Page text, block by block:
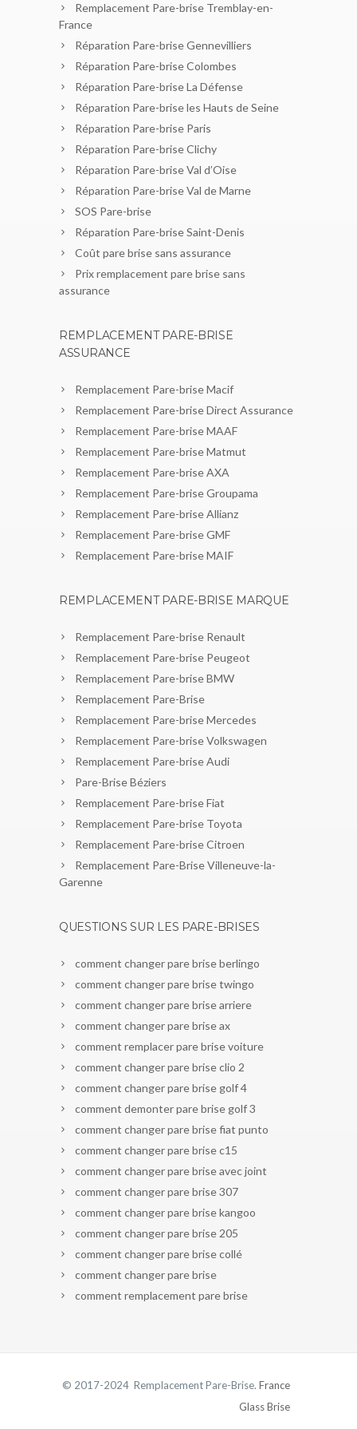
Remplacement Pare-brise Tremblay-en-
France
Réparation Pare-brise Gennevilliers
Réparation Pare-brise Colombes
Réparation Pare-brise La Défense
Réparation Pare-brise les Hauts de Seine
Réparation Pare-brise Paris
Réparation Pare-brise Clichy
Réparation Pare-brise Val d’Oise
Réparation Pare-brise Val de Marne
SOS Pare-brise
Réparation Pare-brise Saint-Denis
Coût pare brise sans assurance
Prix remplacement pare brise sans
assurance
REMPLACEMENT PARE-BRISE
ASSURANCE
Remplacement Pare-brise Macif
Remplacement Pare-brise Direct Assurance
Remplacement Pare-brise MAAF
Remplacement Pare-brise Matmut
Remplacement Pare-brise AXA
Remplacement Pare-brise Groupama
Remplacement Pare-brise Allianz
Remplacement Pare-brise GMF
Remplacement Pare-brise MAIF
REMPLACEMENT PARE-BRISE MARQUE
Remplacement Pare-brise Renault
Remplacement Pare-brise Peugeot
Remplacement Pare-brise BMW
Remplacement Pare-Brise
Remplacement Pare-brise Mercedes
Remplacement Pare-brise Volkswagen
Remplacement Pare-brise Audi
Pare-Brise Béziers
Remplacement Pare-brise Fiat
Remplacement Pare-brise Toyota
Remplacement Pare-brise Citroen
Remplacement Pare-Brise Villeneuve-la-
Garenne
QUESTIONS SUR LES PARE-BRISES
comment changer pare brise berlingo
comment changer pare brise twingo
comment changer pare brise arriere
comment changer pare brise ax
comment remplacer pare brise voiture
comment changer pare brise clio 2
comment changer pare brise golf 4
comment demonter pare brise golf 3
comment changer pare brise fiat punto
comment changer pare brise c15
comment changer pare brise avec joint
comment changer pare brise 307
comment changer pare brise kangoo
comment changer pare brise 205
comment changer pare brise collé
comment changer pare brise
comment remplacement pare brise
© 2017-2024 Remplacement Pare-Brise. France
Glass Brise